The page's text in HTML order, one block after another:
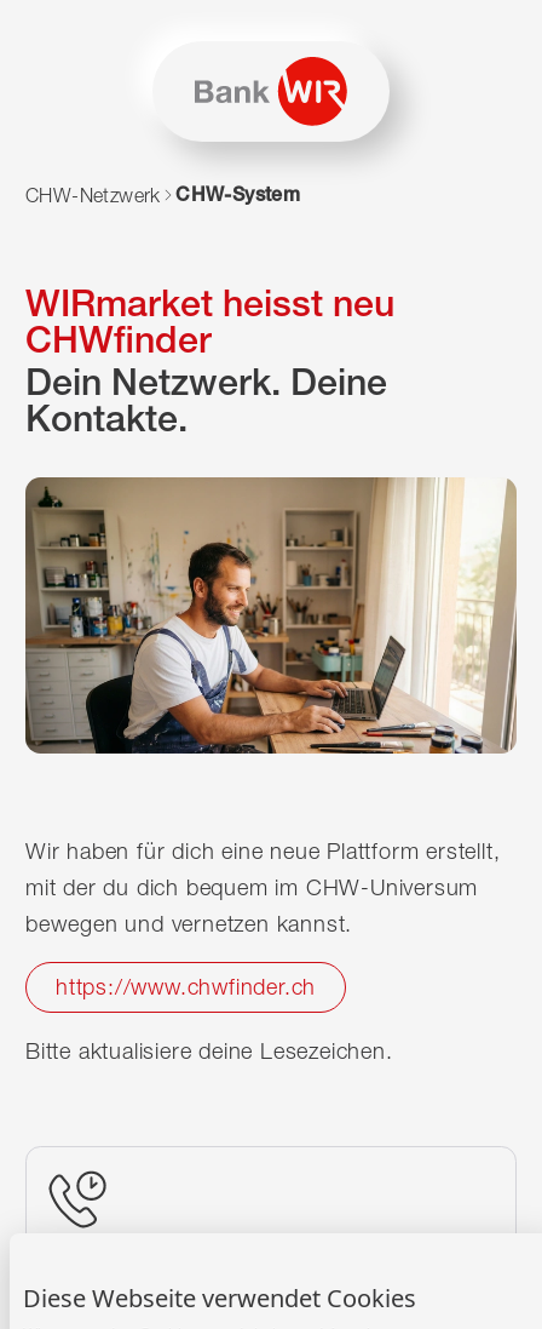
Diese Webseite verwendet Cookies
Zum Navigieren dieser Seite wird JavaScript benötigt.
CHW-Netzwerk CHW-System
WIRmarket heisst neu
CHWfinder
Dein Netzwerk. Deine
Kontakte.
Wir haben für dich eine neue Plattform erstellt,
mit der du dich bequem im CHW-Universum
bewegen und vernetzen kannst.
https://www.chwfinder.ch
Bitte aktualisiere deine Lesezeichen.